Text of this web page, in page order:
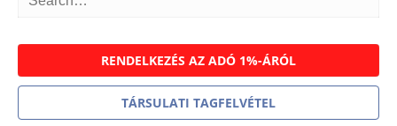
RENDELKEZÉS AZ ADÓ 1%-ÁRÓL
TÁRSULATI TAGFELVÉTEL